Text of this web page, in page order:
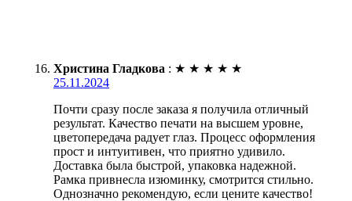
Христина Гладкова : ★ ★ ★ ★ ★
25.11.2024
Почти сразу после заказа я получила отличный
результат. Качество печати на высшем уровне,
цветопередача радует глаз. Процесс оформления
прост и интуитивен, что приятно удивило.
Доставка была быстрой, упаковка надежной.
Рамка привнесла изюминку, смотрится стильно.
Однозначно рекомендую, если цените качество!